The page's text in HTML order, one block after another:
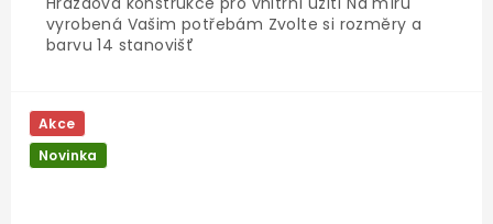
vyrobená Vašim potřebám Zvolte si rozměry a
barvu 14 stanovišť
Akce
Novinka